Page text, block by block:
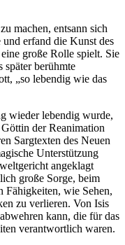
machen, entsann sich
erfand die Kunst des
große Rolle spielt. Sie
später berühmte
„so lebendig wie das
wieder lebendig wurde,
der Reanimation
Sargtexten des Neuen
Unterstützung
angeklagt
große Sorge, beim
Fähigkeiten, wie Sehen,
zu verlieren. Von Isis
kann, die für das
verantwortlich waren.